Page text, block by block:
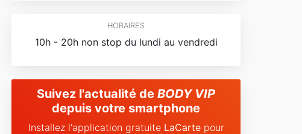
HORAIRES
10h - 20h non stop du lundi au vendredi
Suivez l'actualité de BODY VIP
depuis votre smartphone
Installez l'application gratuite LaCartepour